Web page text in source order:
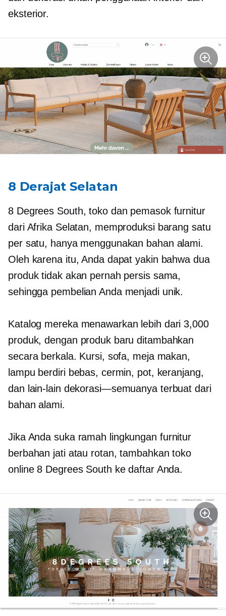
eksterior.
8 Derajat Selatan
8 Degrees South, toko dan pemasok furnitur
dari Afrika Selatan, memproduksi barang satu
per satu, hanya menggunakan bahan alami.
Oleh karena itu, Anda dapat yakin bahwa dua
produk tidak akan pernah persis sama,
sehingga pembelian Anda menjadi unik.
Katalog mereka menawarkan lebih dari 3,000
produk, dengan produk baru ditambahkan
secara berkala. Kursi, sofa, meja makan,
lampu berdiri bebas, cermin, pot, keranjang,
dan lain-lain dekorasi—semuanyaterbuat dari
bahan alami.
Jika Anda suka ramah lingkungan furnitur
berbahan jati atau rotan, tambahkan toko
online 8 Degrees South ke daftar Anda.